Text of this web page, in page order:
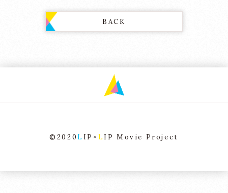
BACK
©2020 L IP× L IP Movie Project